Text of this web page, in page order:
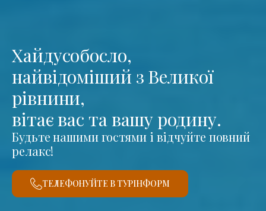
Хайдусобосло,
найвідоміший з Великої
рівнини,
вітає вас та вашу родину.
Будьте нашими гостями і відчуйте повний
релакс!
ТЕЛЕФОНУЙТЕ В ТУРІНФОРМ